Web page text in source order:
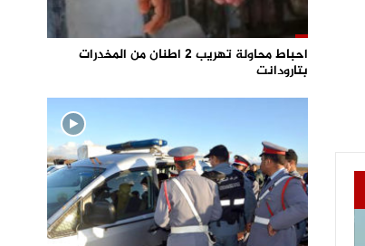
احباط محاولة تهريب 2 اطنان من المخدرات
بتارودانت